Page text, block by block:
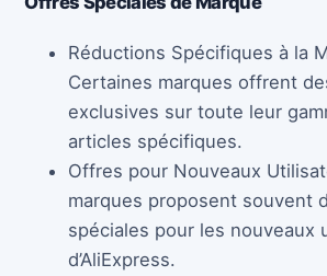
Réductions Spécifiques à la
Certaines marques offrent
exclusives sur toute leur
articles spécifiques.
Offres pour Nouveaux
marques proposent souvent
spéciales pour les nouveaux
d’AliExpress.